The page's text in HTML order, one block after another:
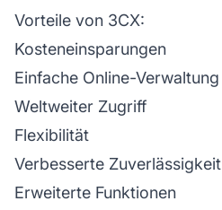
Vorteile von 3CX:
Kosteneinsparungen
Einfache Online-Verwaltung
Weltweiter Zugriff
Flexibilität
Verbesserte Zuverlässigkeit
Erweiterte Funktionen